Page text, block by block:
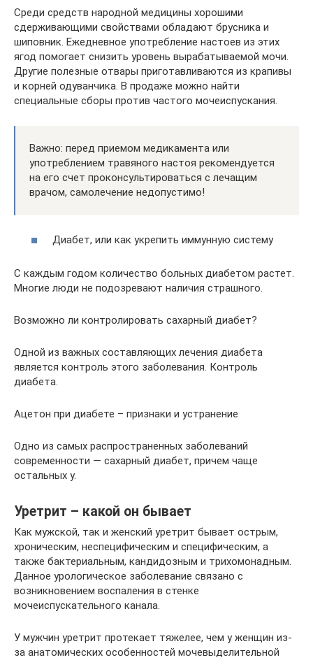
Среди средств народной медицины хорошими
сдерживающими свойствами обладают брусника и
шиповник. Ежедневное употребление настоев из этих
ягод помогает снизить уровень вырабатываемой мочи.
Другие полезные отвары приготавливаются из крапивы
и корней одуванчика. В продаже можно найти
специальные сборы против частого мочеиспускания.
Важно: перед приемом медикамента или
употреблением травяного настоя рекомендуется
на его счет проконсультироваться с лечащим
врачом, самолечение недопустимо!
Диабет, или как укрепить иммунную систему
С каждым годом количество больных диабетом растет.
Многие люди не подозревают наличия страшного.
Возможно ли контролировать сахарный диабет?
Одной из важных составляющих лечения диабета
является контроль этого заболевания. Контроль
диабета.
Ацетон при диабете – признаки и устранение
Одно из самых распространенных заболеваний
современности — сахарный диабет, причем чаще
остальных у.
Уретрит – какой он бывает
Как мужской, так и женский уретрит бывает острым,
хроническим, неспецифическим и специфическим, а
также бактериальным, кандидозным и трихомонадным.
Данное урологическое заболевание связано с
возникновением воспаления в стенке
мочеиспускательного канала.
У мужчин уретрит протекает тяжелее, чем у женщин из-
за анатомических особенностей мочевыделительной